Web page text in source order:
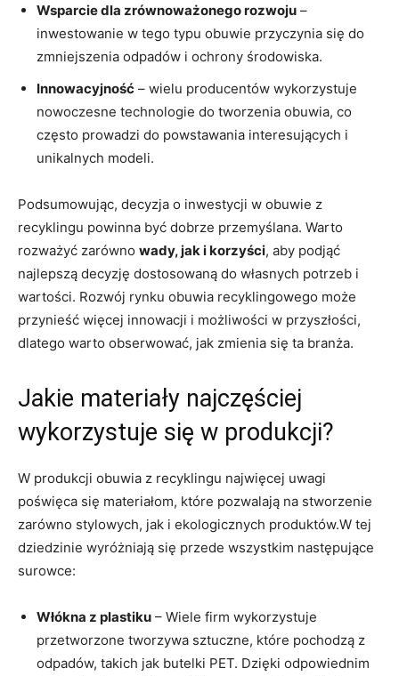
Wsparcie dla zrównoważonego rozwoju –
inwestowanie w tego typu obuwie przyczynia się do
zmniejszenia odpadów i ochrony środowiska.
Innowacyjność – wielu producentów wykorzystuje
nowoczesne technologie do tworzenia obuwia, co
często prowadzi do powstawania interesujących i
unikalnych modeli.
Podsumowując, decyzja o inwestycji w obuwie z
recyklingu powinna być dobrze przemyślana. Warto
rozważyć zarówno wady, jak i korzyści, aby podjąć
najlepszą decyzję dostosowaną do własnych potrzeb i
wartości. Rozwój rynku obuwia recyklingowego może
przynieść więcej innowacji i możliwości w przyszłości,
dlatego warto obserwować, jak zmienia się ta branża.
Jakie materiały najczęściej
wykorzystuje się w produkcji?
W produkcji obuwia z recyklingu najwięcej uwagi
poświęca się materiałom, które pozwalają na stworzenie
zarówno stylowych, jak i ekologicznych produktów.W tej
dziedzinie wyróżniają się przede wszystkim następujące
surowce:
Włókna z plastiku – Wiele firm wykorzystuje
przetworzone tworzywa sztuczne, które pochodzą z
odpadów, takich jak butelki PET. Dzięki odpowiednim